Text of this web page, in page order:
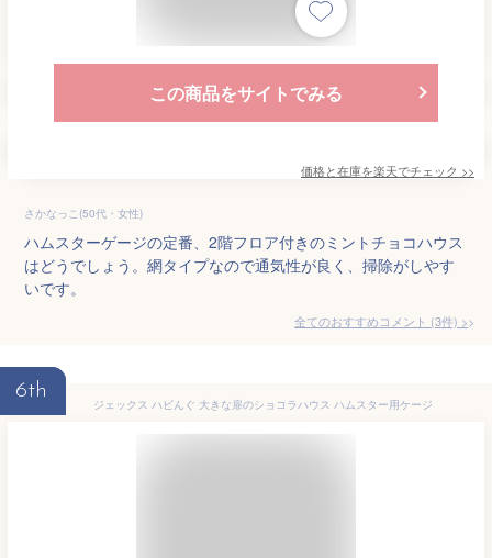
この商品をサイトでみる
価格と在庫を楽天でチェック >>
さかなっこ(50代・女性)
ハムスターゲージの定番、2階フロア付きのミントチョコハウス
はどうでしょう。網タイプなので通気性が良く、掃除がしやす
いです。
全てのおすすめコメント (3件) >
6th
ジェックス ハビんぐ 大きな扉のショコラハウス ハムスター用ケージ